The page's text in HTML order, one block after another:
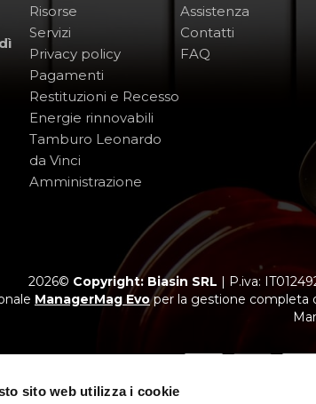
sito web utilizza i cookie
Risorse
Servizi
Privacy policy
Pagamenti
Restituzioni e Recesso
Energie rinnovabili
Tamburo Leonardo
da Vinci
Amministrazione
Assistenza
Contatti
FAQ
2026© Copyright: Biasin SRL | P.iva:
ManagerMag Evoper la gestione completa